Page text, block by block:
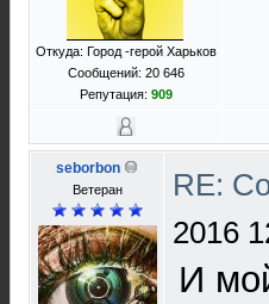
Откуда: Город -герой Харьков
Сообщений: 20 646
Репутация: 909
seborbon
Ветеран
RE:
2016
И